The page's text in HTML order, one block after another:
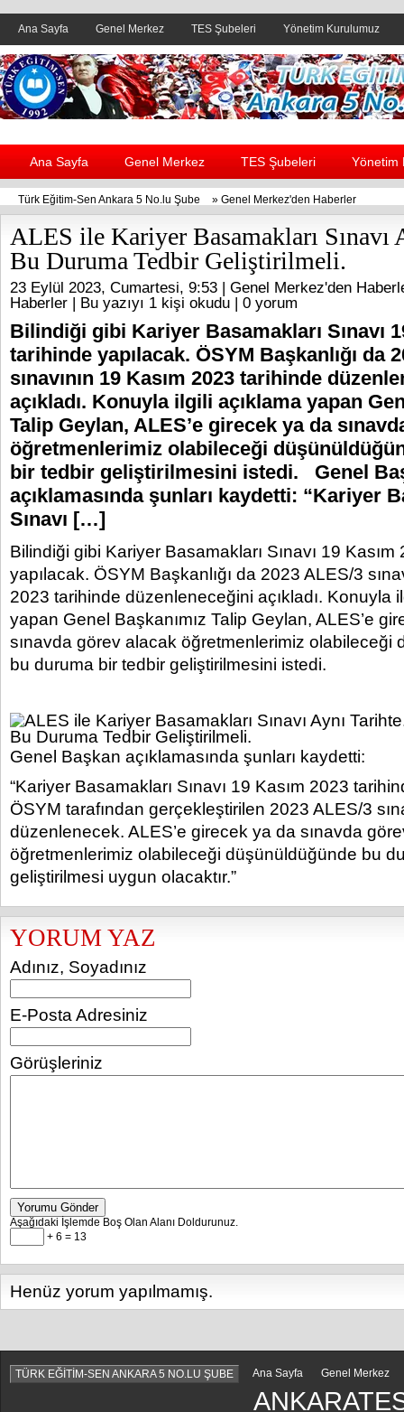
Ana Sayfa Genel Merkez TES Şubeleri Yönetim Kurulumuz
Header yanı reklam alanı
Ana Sayfa Genel Merkez TES Şubeleri Yönetim
Türk Eğitim-Sen Ankara 5 No.lu Şube » Genel Merkez'den Haberler
ALES ile Kariyer Basamakları Sınavı
Bu Duruma Tedbir Geliştirilmeli.
23 Eylül 2023, Cumartesi, 9:53 | Genel Merkez'den
Haberler | Bu yazıyı 1 kişi okudu | 0 yorum
Bilindiği gibi Kariyer Basamakları Sınavı
tarihinde yapılacak. ÖSYM Başkanlığı da
sınavının 19 Kasım 2023 tarihinde
açıkladı. Konuyla ilgili açıklama yapan
Talip Geylan, ALES’e girecek ya da
öğretmenlerimiz olabileceği
bir tedbir geliştirilmesini istedi. Genel
açıklamasında şunları kaydetti: “Kariyer
Sınavı […]
Bilindiği gibi Kariyer Basamakları Sınavı 19
yapılacak. ÖSYM Başkanlığı da 2023 ALES/3
2023 tarihinde düzenleneceğini açıkladı. Konuyla
yapan Genel Başkanımız Talip Geylan, ALES’e
sınavda görev alacak öğretmenlerimiz olabileceği
bu duruma bir tedbir geliştirilmesini istedi.
Genel Başkan açıklamasında şunları kaydetti:
“Kariyer Basamakları Sınavı 19 Kasım 2023
ÖSYM tarafından gerçekleştirilen 2023 ALES/3
düzenlenecek. ALES’e girecek ya da sınavda
öğretmenlerimiz olabileceği düşünüldüğünde bu
geliştirilmesi uygun olacaktır.”
YORUM YAZ
Adınız, Soyadınız
E-Posta Adresiniz
Görüşleriniz
Yorumu Gönder
Aşağıdaki İşlemde Boş Olan Alanı Doldurunuz.
+ 6 = 13
Henüz yorum yapılmamış.
TÜRK EĞİTİM-SEN ANKARA 5 NO.LU ŞUBE Ana Sayfa Genel Merkez